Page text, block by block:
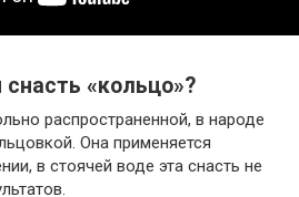
«кольцо»?
распространенной, в народе
Она применяется
в стоячей воде эта снасть не